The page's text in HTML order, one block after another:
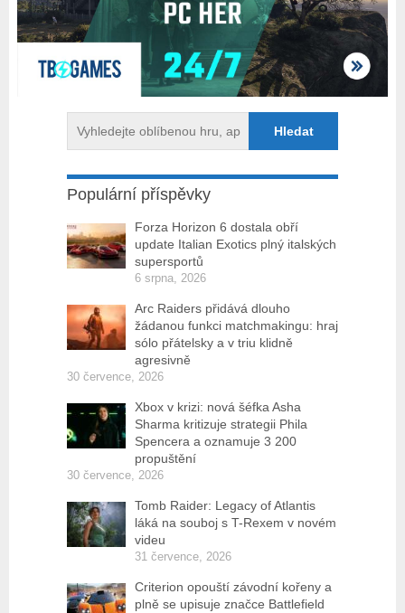
Populární příspěvky
Forza Horizon 6 dostala obří
update Italian Exotics plný italských
supersportů
6 srpna, 2026
Arc Raiders přidává dlouho
žádanou funkci matchmakingu: hraj
sólo přátelsky a v triu klidně
agresivně
30 července, 2026
Xbox v krizi: nová šéfka Asha
Sharma kritizuje strategii Phila
Spencera a oznamuje 3 200
propuštění
30 července, 2026
Tomb Raider: Legacy of Atlantis
láká na souboj s T-Rexem v novém
videu
31 července, 2026
Criterion opouští závodní kořeny a
plně se upisuje značce Battlefield